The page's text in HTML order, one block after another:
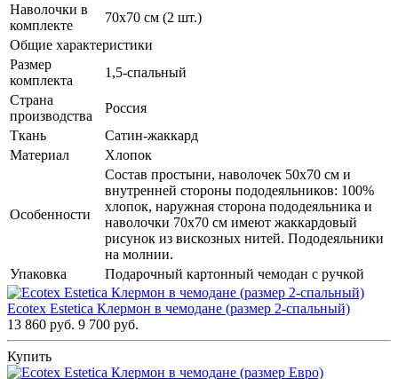
Наволочки в
комплекте
70х70 см (2 шт.)
Общие характеристики
Размер
комплекта
1,5-спальный
Страна
производства
Россия
Ткань
Сатин-жаккард
Материал
Хлопок
Особенности
Состав простыни, наволочек 50х70 см и
внутренней стороны пододеяльников: 100%
хлопок, наружная сторона пододеяльника и
наволочки 70х70 см имеют жаккардовый
рисунок из вискозных нитей. Пододеяльники
на молнии.
Упаковка
Подарочный картонный чемодан с ручкой
Ecotex Estetica Клермон в чемодане (размер 2-спальный)
13 860 руб. 9 700 руб.
Купить